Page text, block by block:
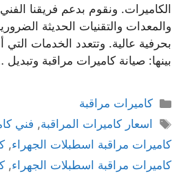
الكاميرات. ونقوم بدعم فريقنا
والمعدات والتقنيات الحديثة
بحرفية عالية. وتتعدد الخدمات التي
بينها: صيانة كاميرات مراقبة وتبديل
كاميرات مراقبة
اسعار كاميرات المراقبة, فني
كاميرات مراقبة اسطبلات الجهراء,
كاميرات مراقبة اسطبلات الجهراء,